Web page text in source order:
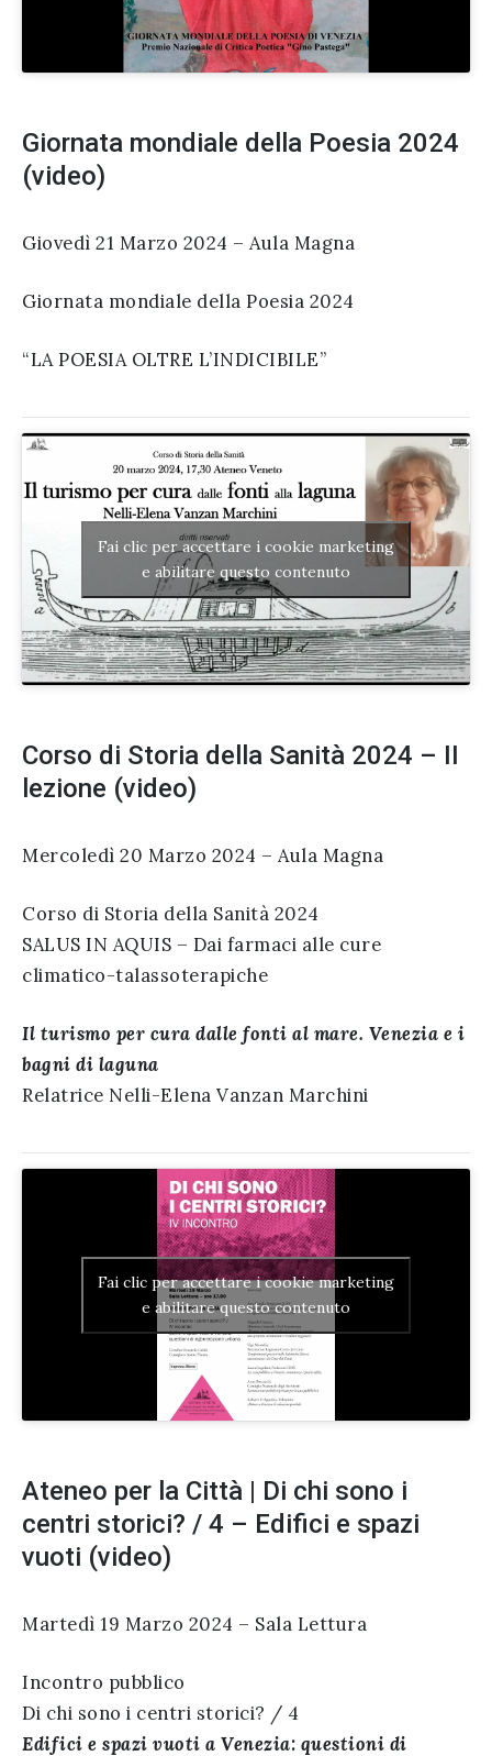
Giornata mondiale della Poesia 2024
(video)
Giovedì 21 Marzo 2024 – Aula Magna
Giornata mondiale della Poesia 2024
“LA POESIA OLTRE L’INDICIBILE”
Fai clic per accettare i cookie marketing
e abilitare questo contenuto
Corso di Storia della Sanità 2024 – II
lezione (video)
Mercoledì 20 Marzo 2024 – Aula Magna
Corso di Storia della Sanità 2024
SALUS IN AQUIS – Dai farmaci alle cure
climatico-talassoterapiche
Il turismo per cura dalle fonti al mare. Venezia e i
bagni di laguna
Relatrice Nelli-Elena Vanzan Marchini
Fai clic per accettare i cookie marketing
e abilitare questo contenuto
Ateneo per la Città | Di chi sono i
centri storici? / 4 – Edifici e spazi
vuoti (video)
Martedì 19 Marzo 2024 – Sala Lettura
Incontro pubblico
Di chi sono i centri storici? / 4
Edifici e spazi vuoti a Venezia: questioni di